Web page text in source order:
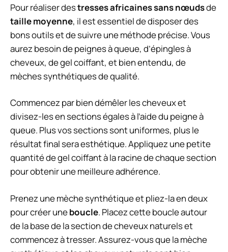
Pour réaliser destresses africaines sans nœudsde
taille moyenne, il est essentiel de disposer des
bons outils et de suivre une méthode précise. Vous
aurez besoin de peignes à queue, d’épingles à
cheveux, de gel coiffant, et bien entendu, de
mèches synthétiques de qualité.
Commencez par bien démêler les cheveux et
divisez-les en sections égales à l’aide du peigne à
queue. Plus vos sections sont uniformes, plus le
résultat final sera esthétique. Appliquez une petite
quantité de gel coiffant à la racine de chaque section
pour obtenir une meilleure adhérence.
Prenez une mèche synthétique et pliez-la en deux
pour créer uneboucle. Placez cette boucle autour
de la base de la section de cheveux naturels et
commencez à tresser. Assurez-vous que la mèche